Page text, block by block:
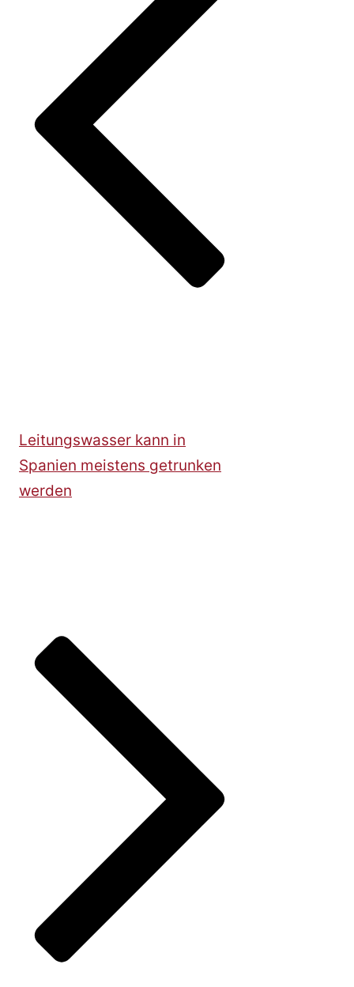
Leitungswasser kann in
Spanien meistens getrunken
werden